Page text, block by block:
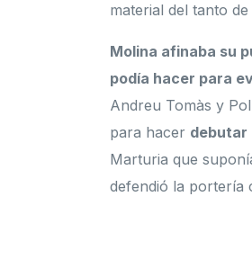
material del tanto
Molina afinaba su
podía hacer para
Andreu Tomàs y
para hacer debutar
Marturia que
defendió la portería